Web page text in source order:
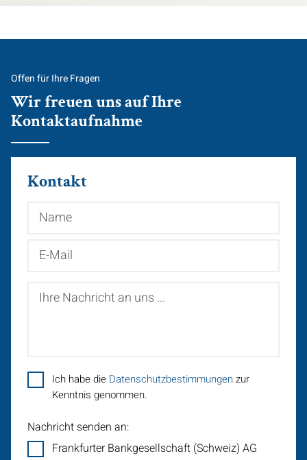
Offen für Ihre Fragen
Wir freuen uns auf Ihre
Kontaktaufnahme
Kontakt
Name
Mail
Nachricht
Ich habe die Datenschutzbestimmungenzur
Kenntnis genommen.
Nachricht senden an:
Frankfurter Bankgesellschaft (Schweiz) AG